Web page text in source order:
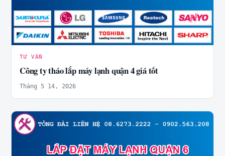
TƯ VẤN
Công ty tháo lắp máy lạnh quận 4 giá tốt
Tháng 5 14, 2026